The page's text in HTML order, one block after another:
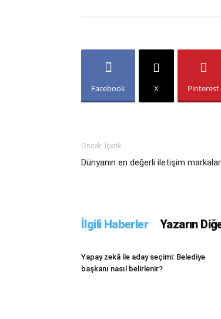
Facebook X Pinterest
Önceki İçerik
Dünyanın en değerli iletişim
İlgili Haberler Yazarın
Yapay zekâ ile aday seçimi: Belediye
başkanı nasıl belirlenir?